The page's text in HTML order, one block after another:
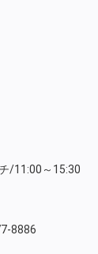
/11:00～15:30
8886